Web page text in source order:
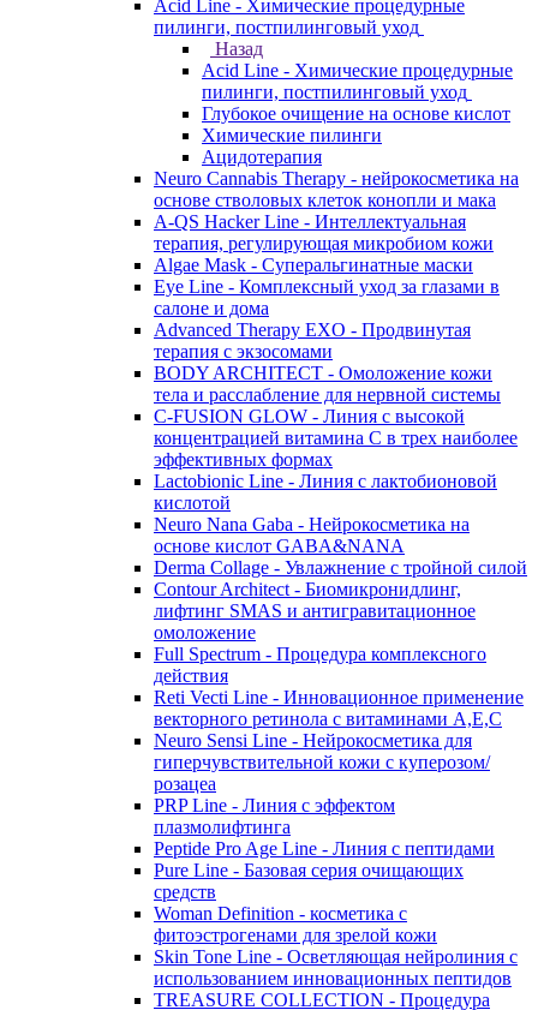
Acid Line - Химические процедурные
пилинги, постпилинговый уход
Назад
Acid Line - Химические процедурные
пилинги, постпилинговый уход
Глубокое очищение на основе кислот
Химические пилинги
Ацидотерапия
Neuro Cannabis Therapy - нейрокосметика на
основе стволовых клеток конопли и мака
A-QS Hacker Line - Интеллектуальная
терапия, регулирующая микробиом кожи
Algae Mask - Суперальгинатные маски
Eye Line - Комплексный уход за глазами в
салоне и дома
Advanced Therapy EXO - Продвинутая
терапия с экзосомами
BODY ARCHITECT - Омоложение кожи
тела и расслабление для нервной системы
C-FUSION GLOW - Линия с высокой
концентрацией витамина C в трех наиболее
эффективных формах
Lactobionic Line - Линия с лактобионовой
кислотой
Neuro Nana Gaba - Нейрокосметика на
основе кислот GABA&NANA
Derma Collage - Увлажнение с тройной силой
Contour Architect - Биомикронидлинг,
лифтинг SMAS и антигравитационное
омоложение
Full Spectrum - Процедура комплексного
действия
Reti Vecti Line - Инновационное применение
векторного ретинола с витаминами A,Е,С
Neuro Sensi Line - Нейрокосметика для
гиперчувствительной кожи с куперозом/
розацеа
PRP Line - Линия с эффектом
плазмолифтинга
Peptide Pro Age Line - Линия с пептидами
Pure Line - Базовая серия очищающих
средств
Woman Definition - косметика с
фитоэстрогенами для зрелой кожи
Skin Tone Line - Осветляющая нейролиния с
использованием инновационных пептидов
TREASURE COLLECTION - Процедура